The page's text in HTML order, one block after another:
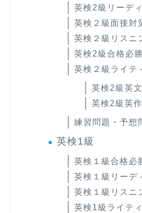
英検2級リーデ
英検２級面接対
英検２級リスニ
英検2級合格必
英検２級ライテ
英検2級英
英検2級英
練習問題・予想
英検1級
英検１級合格必
英検１級リーデ
英検１級リスニ
英検1級ライテ